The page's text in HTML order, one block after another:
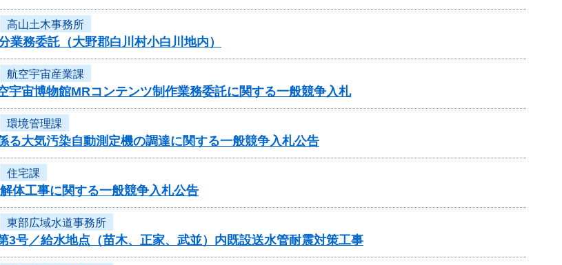
高山土木事務所
業務委託（大野郡白川村小白川地内）
航空宇宙産業課
宇宙博物館MRコンテンツ制作業務委託に関する一般競争入札
環境管理課
る大気汚染自動測定機の調達に関する一般競争入札公告
住宅課
体工事に関する一般競争入札公告
東部広域水道事務所
3号／給水地点（苗木、正家、武並）内既設送水管耐震対策工事